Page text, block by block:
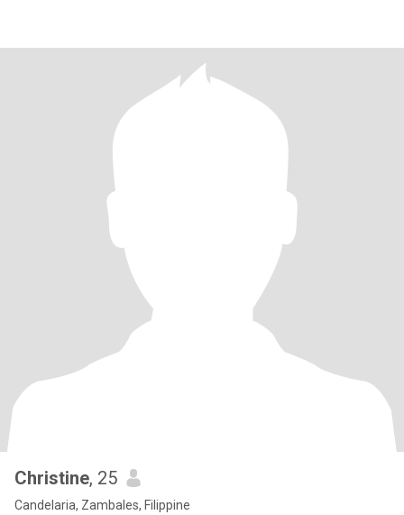
Christine, 25
Candelaria, Zambales, Filippine